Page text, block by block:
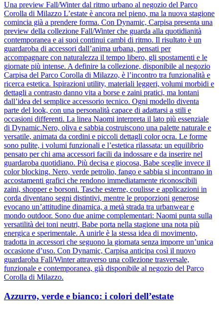
Una preview Fall/Winter dal ritmo urbano al negozio del Parco
Corolla di Milazzo L’estate è ancora nel pieno, ma la nuova stagione
comincia già a prendere forma. Con Dynamic, Carpisa presenta una
preview della collezione Fall/Winter che guarda alla quotidianità
contemporanea e ai suoi continui cambi di ritmo. Il risultato è un
guardaroba di accessori dall’anima urbana, pensati per
accompagnare con naturalezza il tempo libero, gli spostamenti e le
giornate più intense. A definire la collezione, disponibile al negozio
Carpisa del Parco Corolla di Milazzo, è l’incontro tra funzionalità e
ricerca estetica. Ispirazioni utility, materiali leggeri, volumi morbidi e
dettagli a contrasto danno vita a borse e zaini pratici, ma lontani
dall’idea del semplice accessorio tecnico. Ogni modello diventa
parte del look, con una personalità capace di adattarsi a stili e
occasioni differenti. La linea Naomi interpreta il lato più essenziale
di Dynamic.Nero, oliva e sabbia costruiscono una palette naturale e
versatile, animata da cordini e piccoli dettagli color ocra. Le forme
sono pulite, i volumi funzionali e l’estetica rilassata: un equilibrio
pensato per chi ama accessori facili da indossare e da inserire nel
guardaroba quotidiano. Più decisa e giocosa, Babe sceglie invece il
color blocking. Nero, verde petrolio, fango e sabbia si incontrano in
accostamenti grafici che rendono immediatamente riconoscibili
zaini, shopper e borsoni. Tasche esterne, coulisse e applicazioni in
corda diventano segni distintivi, mentre le proporzioni generose
evocano un’attitudine dinamica, a metà strada tra urbanwear e
mondo outdoor. Sono due anime complementari: Naomi punta sulla
versatilità dei toni neutri, Babe porta nella stagione una nota più
energica e sperimentale. A unirle è la stessa idea di movimento,
tradotta in accessori che seguono la giornata senza imporre un’unica
occasione d’uso. Con Dynamic, Carpisa anticipa così il nuovo
guardaroba Fall/Winter attraverso una collezione trasversale,
funzionale e contemporanea, già disponibile al negozio del Parco
Corolla di Milazzo.
Azzurro, verde e bianco: i colori dell’estate